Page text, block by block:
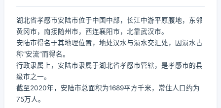
湖北省孝感市安陆市位于中国中部，长江中游平原腹地，东邻
黄冈市，南接随州市，西连襄阳市，北靠武汉市。
安陆市得名于其地理位置，地处汉水与涢水交汇处，因涢水古
称“安流”而得名。
行政隶属上，安陆市隶属于湖北省孝感市管辖，是孝感市的县
级市之一。
截至2020年，安陆市总面积为1689平方千米，常住人口约为
75万人。